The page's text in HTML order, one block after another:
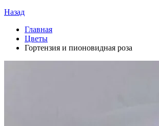
Назад
Главная
Цветы
Гортензия и пионовидная роза